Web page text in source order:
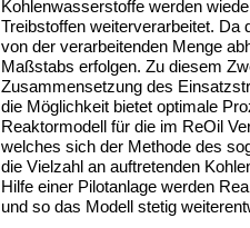
Kohlenwasserstoffe werden
Treibstoffen weiterverarbeitet.
von der verarbeitenden Menge
Maßstabs erfolgen. Zu diesem
Zusammensetzung des
die Möglichkeit bietet optimale
Reaktormodell für die im ReOil
welches sich der Methode des
die Vielzahl an auftretenden
Hilfe einer Pilotanlage werden
und so das Modell stetig